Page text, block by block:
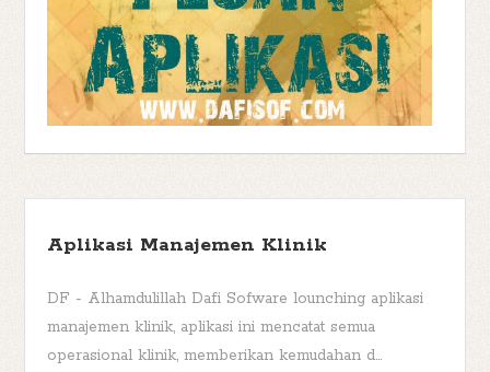
Aplikasi Manajemen Klinik
DF - Alhamdulillah Dafi Sofware lounching aplikasi
manajemen klinik, aplikasi ini mencatat semua
operasional klinik, memberikan kemudahan d...